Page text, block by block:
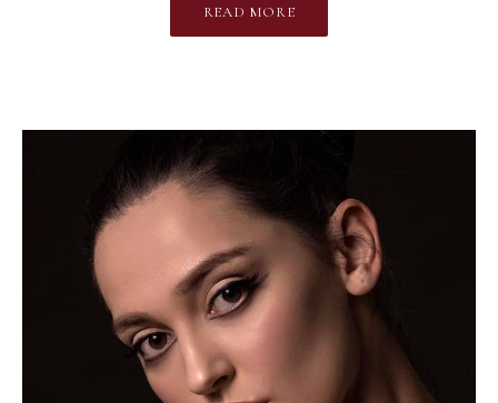
READ MORE